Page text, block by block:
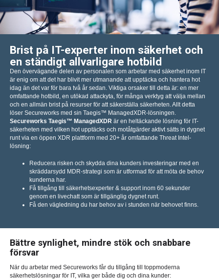
Brist på IT-experter inom säkerhet och
en ständigt allvarligare hotbild
Den övervägande delen av personalen som arbetar med säkerhet inom IT
är enig om att det har blivit mer utmanande att upptäcka och hantera hot
idag än det var för bara två år sedan. Viktiga orsaker till detta är: en mer
omfattande hotbild, en utökad attackyta, för många verktyg att välja mellan
och en allmän brist på resurser för att säkerställa säkerheten. Allt detta
löser Secureworks med sin Taegis™ ManagedXDR-lösningen.
Secureworks Taegis™ ManagedXDR är en heltäckande lösning för IT-
säkerheten med vilken hot upptäcks och motåtgärder aktivt sätts in dygnet
runt via en öppen XDR plattform med 20+ år omfattande Threat Intel-
lösning:
Reducera risken och skydda dina kunders investeringar med en
skräddarsydd MDR-strategi som är utformad för att möta de behov
kunderna har.
Få tillgång till säkerhetsexperter & support inom 60 sekunder
genom en livechatt som är tillgänglig dygnet runt.
Få den vägledning du har behov av i stunden när behovet finns.
Bättre synlighet, mindre stök och snabbare
försvar
När du arbetar med Secureworks får du tillgång till toppmoderna
säkerhetslösningar för IT, vilka ger både dig och dina kunder: